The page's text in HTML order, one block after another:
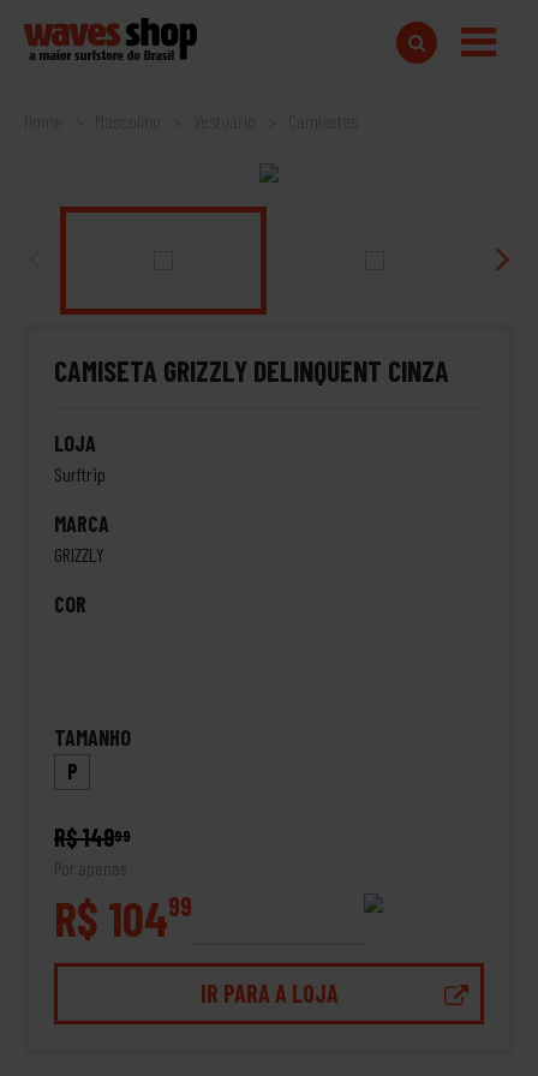
Home Camisetas
CAMISETA GRIZZLY DELINQUENT CINZA
LOJA
Surftrip
MARCA
GRIZZLY
COR
TAMANHO
P
R$ 14999
Por apenas
R$ 10499
IR PARA A LOJA